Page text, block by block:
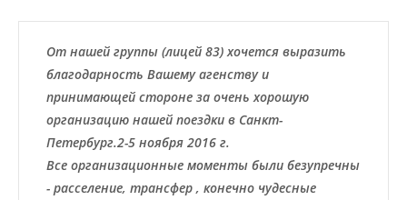
От нашей группы (лицей 83) хочется выразить
благодарность Вашему агенству и
принимающей стороне за очень хорошую
организацию нашей поездки в Санкт-
Петербург.2-5 ноября 2016 г.
Все организационные моменты были безупречны
- расселение, трансфер , конечно чудесные